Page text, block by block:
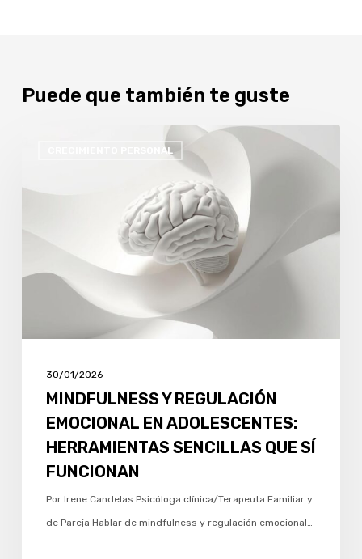
Puede que también te guste
CRECIMIENTO PERSONAL
HERRAMIENTAS
SENCILLAS
FUNCIONAN
30/01/2026
MINDFULNESS Y REGULACIÓN
EMOCIONAL EN ADOLESCENTES:
HERRAMIENTAS SENCILLAS QUE SÍ
FUNCIONAN
Por Irene Candelas Psicóloga clínica/Terapeuta Familiar y
de Pareja Hablar de mindfulness y regulación emocional…